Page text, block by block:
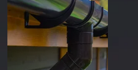
Réparation et
changement de
tuile de rive 51